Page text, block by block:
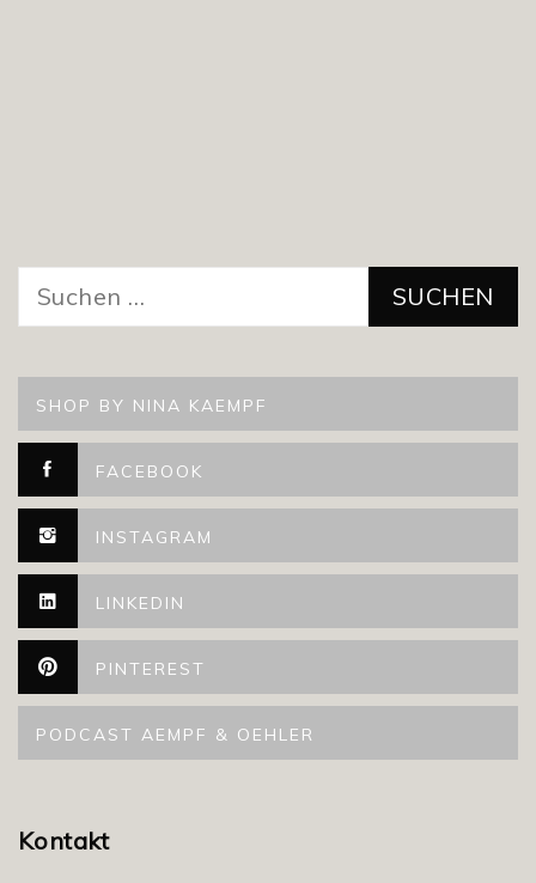
nach:
SHOP BY NINA KAEMPF
FACEBOOK
INSTAGRAM
LINKEDIN
PINTEREST
PODCAST AEMPF & OEHLER
Kontakt